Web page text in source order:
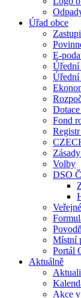
Úřad obce
E-
Úřední
Fond
Volby
DSO
Místní
Portál
Aktuálně
Akce